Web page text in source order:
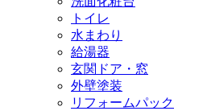
トイレ
水まわり
給湯器
玄関ドア・窓
外壁塗装
リフォームパック